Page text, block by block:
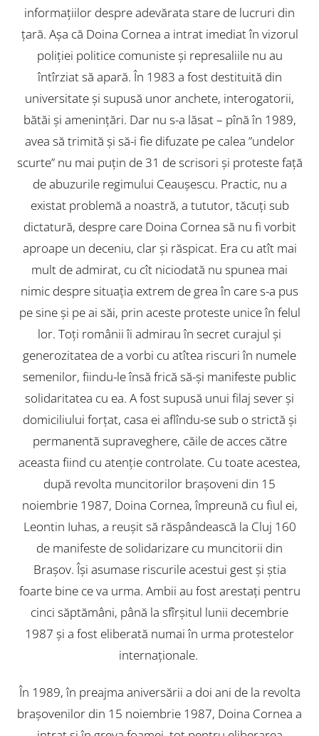
informațiilor despre adevărata stare de lucruri din
țară. Așa că Doina Cornea a intrat imediat în vizorul
poliției politice comuniste și represaliile nu au
întîrziat să apară. În 1983 a fost destituită din
universitate și supusă unor anchete, interogatorii,
bătăi și amenințări. Dar nu s-a lăsat – pînă în 1989,
avea să trimită și să-i fie difuzate pe calea ”undelor
scurte” nu mai puțin de 31 de scrisori și proteste față
de abuzurile regimului Ceaușescu. Practic, nu a
existat problemă a noastră, a tututor, tăcuți sub
dictatură, despre care Doina Cornea să nu fi vorbit
aproape un deceniu, clar și răspicat. Era cu atît mai
mult de admirat, cu cît niciodată nu spunea mai
nimic despre situația extrem de grea în care s-a pus
pe sine și pe ai săi, prin aceste proteste unice în felul
lor. Toți românii îi admirau în secret curajul și
generozitatea de a vorbi cu atîtea riscuri în numele
semenilor, fiindu-le însă frică să-și manifeste public
solidaritatea cu ea. A fost supusă unui filaj sever și
domiciliului forțat, casa ei aflîndu-se sub o strictă și
permanentă supraveghere, căile de acces către
aceasta fiind cu atenție controlate. Cu toate acestea,
după revolta muncitorilor brașoveni din 15
noiembrie 1987, Doina Cornea, împreună cu fiul ei,
Leontin Iuhas, a reușit să răspândească la Cluj 160
de manifeste de solidarizare cu muncitorii din
Brașov. Își asumase riscurile acestui gest și știa
foarte bine ce va urma. Ambii au fost arestați pentru
cinci săptămâni, până la sfîrșitul lunii decembrie
1987 și a fost eliberată numai în urma protestelor
internaționale.
În 1989, în preajma aniversării a doi ani de la revolta
brașovenilor din 15 noiembrie 1987, Doina Cornea a